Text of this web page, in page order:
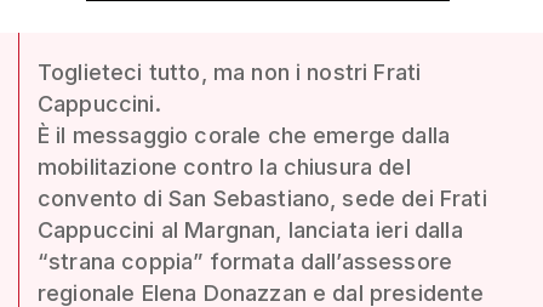
Toglieteci tutto, ma non i nostri Frati
Cappuccini.
È il messaggio corale che emerge dalla
mobilitazione contro la chiusura del
convento di San Sebastiano, sede dei Frati
Cappuccini al Margnan, lanciata ieri dalla
“strana coppia” formata dall’assessore
regionale Elena Donazzan e dal presidente